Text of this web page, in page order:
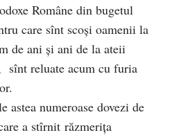
Române din bugetul
care sînt scoşi oamenii la
de ani şi ani de la ateii
reluate acum cu furia
astea numeroase dovezi de
a stîrnit răzmeriţa